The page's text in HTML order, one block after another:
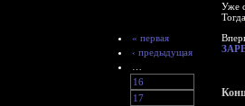
« первая
‹ предыдущая
16
17
Уже
Тогда